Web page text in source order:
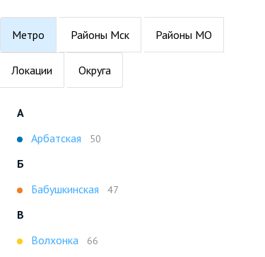
Метро Районы Мск Районы МО
Локации Округа
А
Арбатская
50
Б
Бабушкинская
47
В
Волхонка
66